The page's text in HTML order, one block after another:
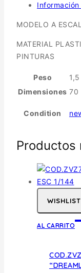
MODELO A
MATERIAL
PINTURAS
Peso
Dimensiones 70
Condition
Productos
WISHLIST
AL CARRITO